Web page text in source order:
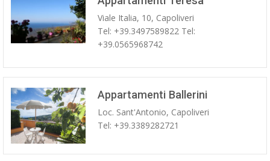
Viale Italia, 10, Capoliveri
Tel: +39.3497589822 Tel:
+39.0565968742
Appartamenti Ballerini
Loc. Sant'Antonio, Capoliveri
Tel: +39.3389282721